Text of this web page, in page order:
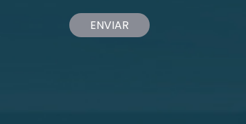
ENVIAR